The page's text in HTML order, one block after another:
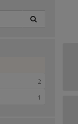
2
1